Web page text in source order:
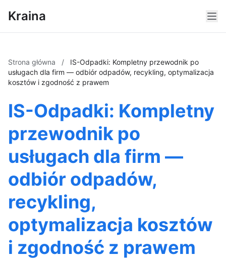
Kraina
Strona główna /
IS-Odpadki: Kompletny przewodnik po
usługach dla firm — odbiór odpadów, recykling, optymalizacja
kosztów i zgodność z prawem
IS-Odpadki: Kompletny
przewodnik po
usługach dla firm —
odbiór odpadów,
recykling,
optymalizacja kosztów
i zgodność z prawem